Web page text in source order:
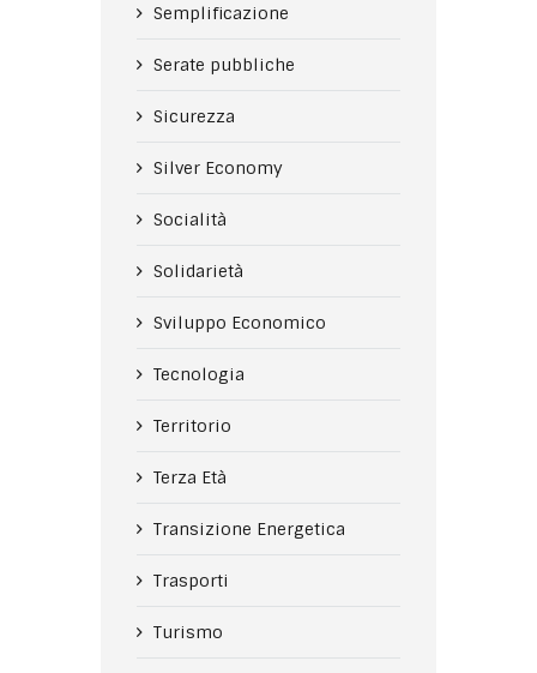
Semplificazione
Serate pubbliche
Sicurezza
Silver Economy
Socialità
Solidarietà
Sviluppo Economico
Tecnologia
Territorio
Terza Età
Transizione Energetica
Trasporti
Turismo